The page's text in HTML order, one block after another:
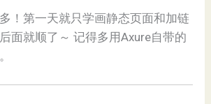
！第一天就只学画静态页面和加链
面就顺了～ 记得多用Axure自带的